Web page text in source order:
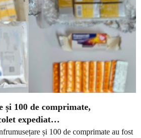
și 100 de comprimate,
expediat…
și 100 de comprimate au fost